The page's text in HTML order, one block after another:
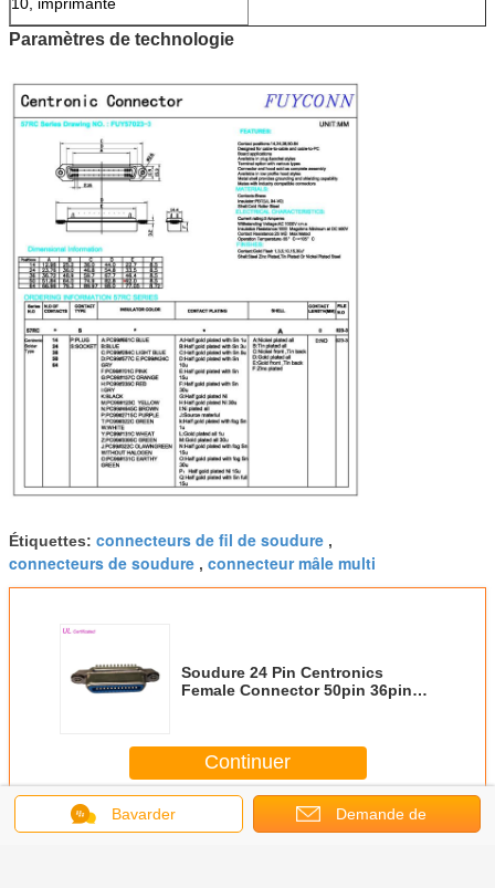
Paramètres de technologie
Étiquettes: connecteurs de fil de soudure ,
connecteurs de soudure , connecteur mâle multi
Soudure 24 Pin Centronics
Female Connector 50pin 36pin
Continuer
Plus Connecteur mâle de soudure
Bavarder Demande de